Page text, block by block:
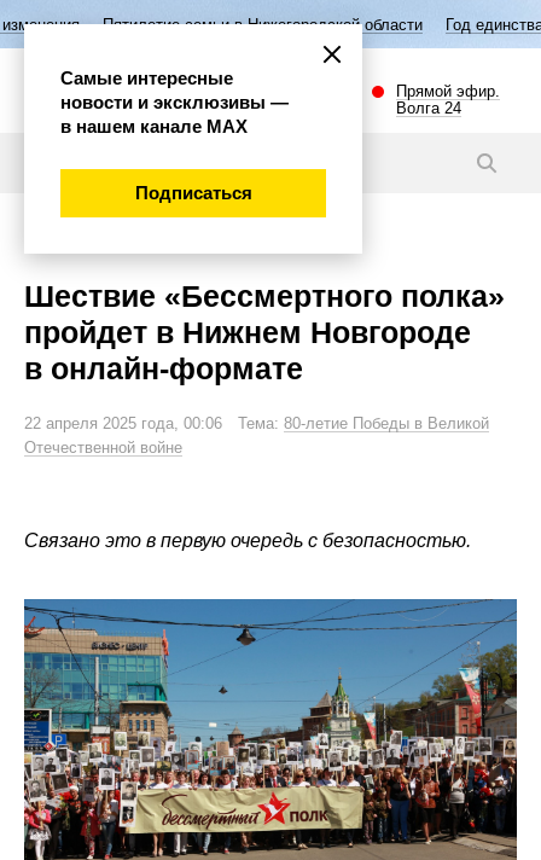
семьи в Нижегородской области Год единства народов России
Прямой эфир.
Волга 24
Шествие «Бессмертного полка»
пройдет в Нижнем Новгороде
в онлайн-формате
22 апреля 2025 года, 00:06 Тема: 80-летие Победы в Великой
Отечественной войне
Связано это в первую очередь с безопасностью.
Самые интересные
новости и эксклюзивы —
в нашем канале МАХ
Подписаться